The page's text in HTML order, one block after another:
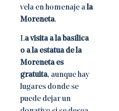
vela en homenaje ala
Moreneta.
La visita a la basílica
o a la estatua de la
Moreneta es
gratuita, aunque hay
lugares donde se
puede dejar un